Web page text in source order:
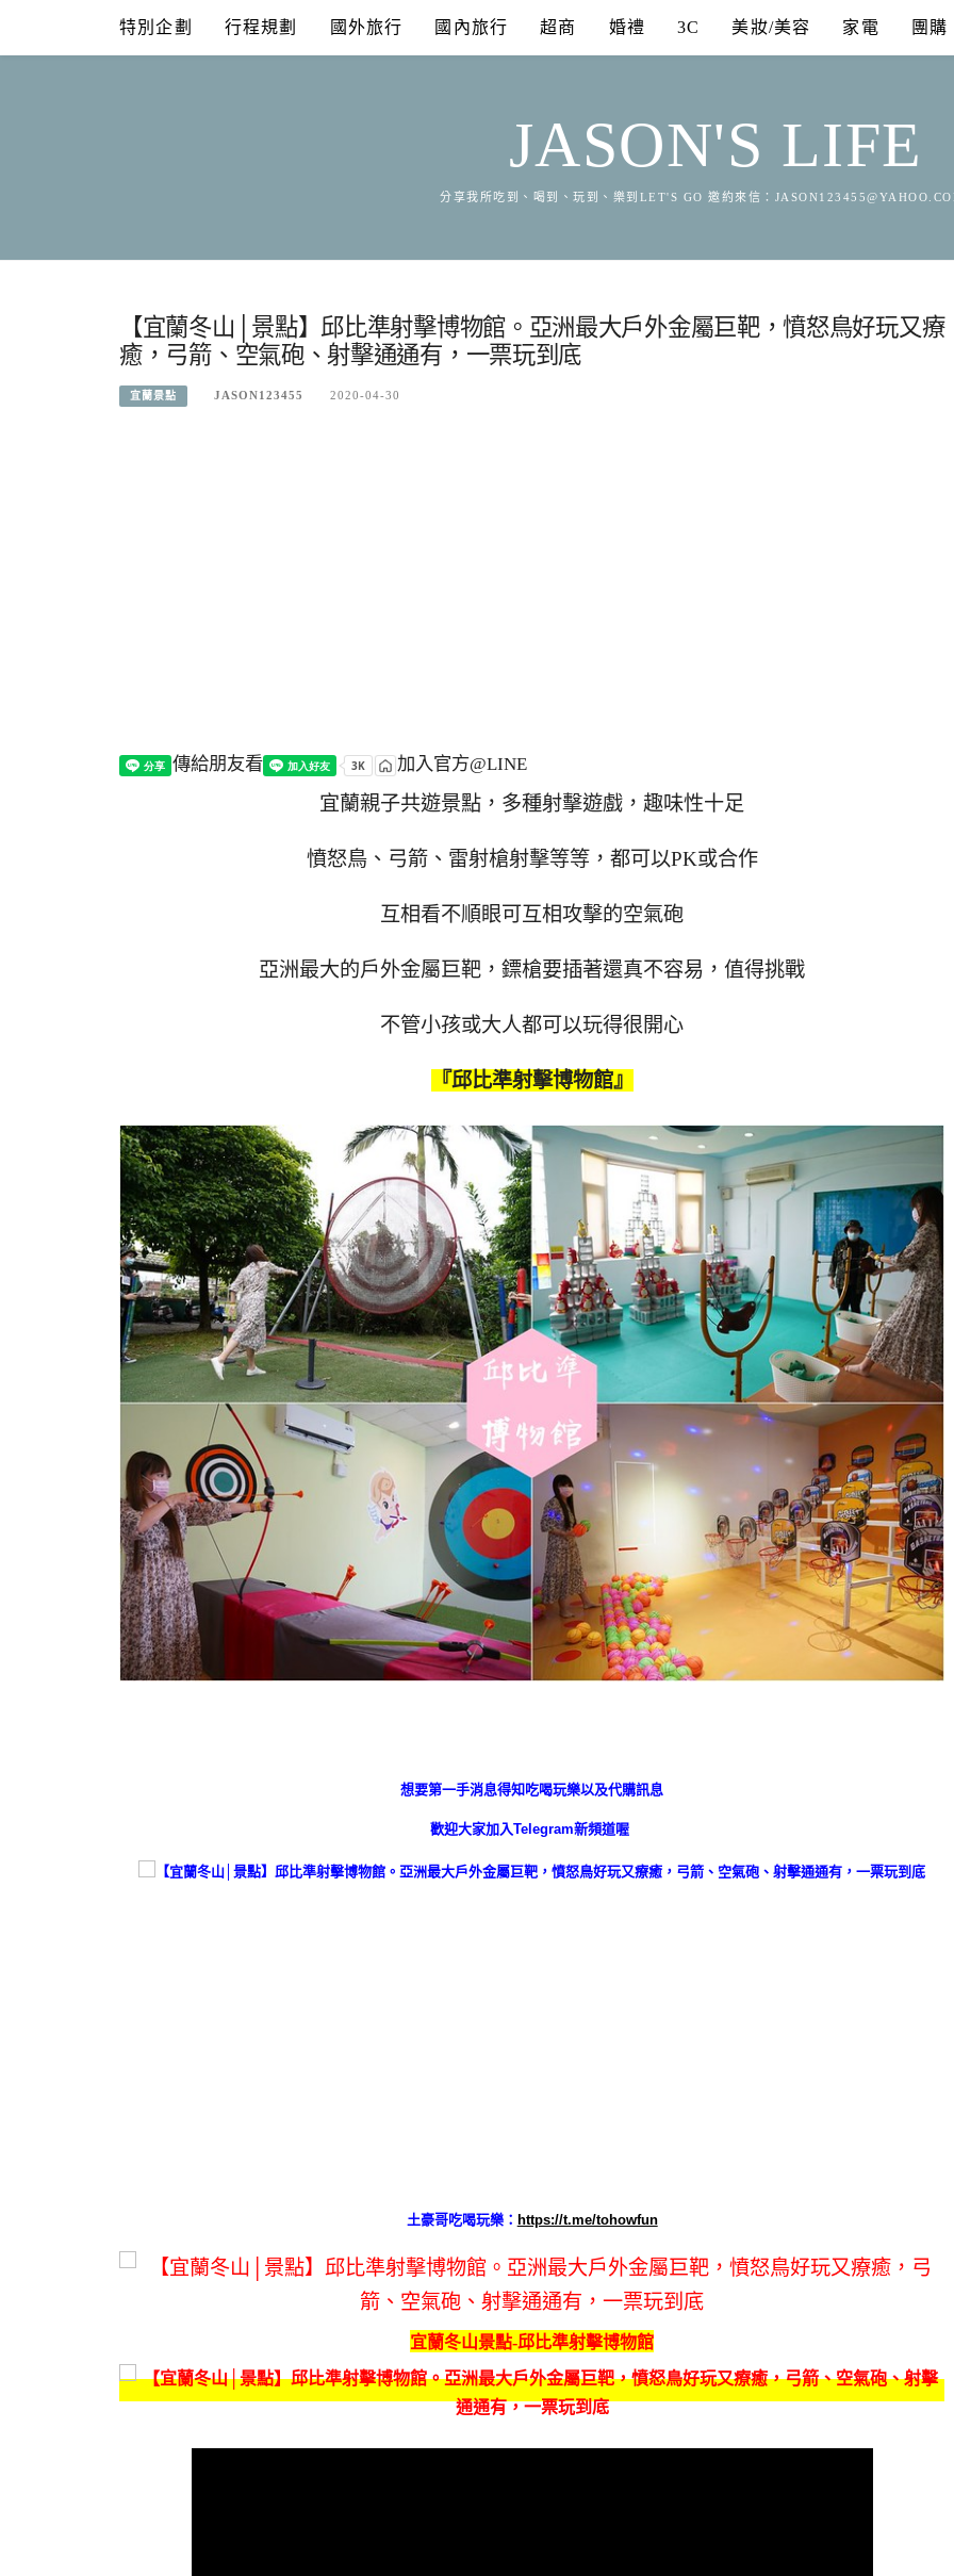
content
特別企劃 行程規劃 國外旅行 國內旅行 超商 婚禮 3C 美妝/美容 家電 團購
JASON'S LIFE
分享我所吃到、喝到、玩到、樂到LET'S GO 邀約來信：
【宜蘭冬山│景點】邱比準射擊博物館。亞洲最大戶外金屬巨靶，憤怒鳥好玩又療
癒，弓箭、空氣砲、射擊通通有，一票玩到底
宜蘭景點 JASON123455 2020-04-30
傳給朋友看 加入官方@LINE
宜蘭親子共遊景點，多種射擊遊戲，趣味性十足
憤怒鳥、弓箭、雷射槍射擊等等，都可以PK或合作
互相看不順眼可互相攻擊的空氣砲
亞洲最大的戶外金屬巨靶，鏢槍要插著還真不容易，值得挑戰
不管小孩或大人都可以玩得很開心
『邱比準射擊博物館』
想要第一手消息得知吃喝玩樂以及代購訊息
歡迎大家加入Telegram新頻道喔
土豪哥吃喝玩樂： https://t.me/tohowfun
宜蘭冬山景點-邱比準射擊博物館